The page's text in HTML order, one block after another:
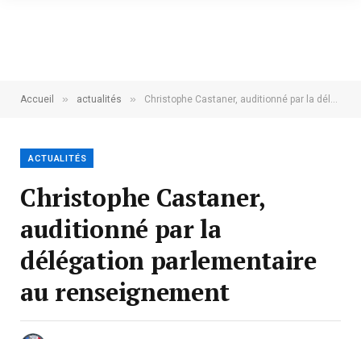
Accueil » actualités » Christophe Castaner, auditionné par la délégation parlementaire au renseignement
ACTUALITÉS
Christophe Castaner,
auditionné par la
délégation parlementaire
au renseignement